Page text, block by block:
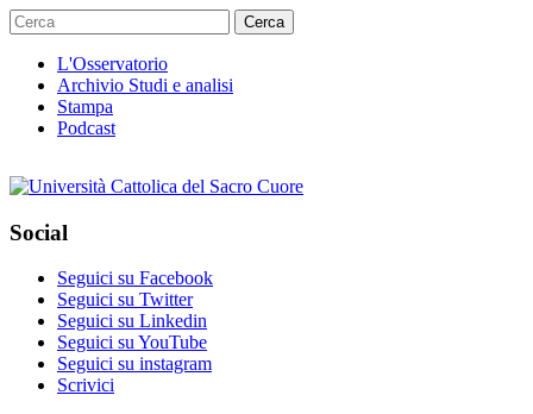
Cerca
L'Osservatorio
Archivio Studi e analisi
Stampa
Podcast
Social
Seguici su Facebook
Seguici su Twitter
Seguici su Linkedin
Seguici su YouTube
Seguici su instagram
Scrivici